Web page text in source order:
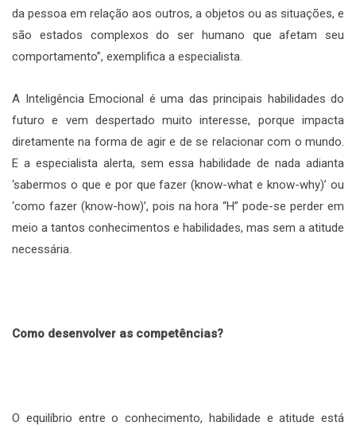
da pessoa em relação aos outros, a objetos ou as situações, e
são estados complexos do ser humano que afetam seu
comportamento”, exemplifica a especialista.
A Inteligência Emocional é uma das principais habilidades do
futuro e vem despertado muito interesse, porque impacta
diretamente na forma de agir e de se relacionar com o mundo.
E a especialista alerta, sem essa habilidade de nada adianta
‘sabermos o que e por que fazer (know-what e know-why)’ ou
‘como fazer (know-how)’, pois na hora “H” pode-se perder em
meio a tantos conhecimentos e habilidades, mas sem a atitude
necessária.
Como desenvolver as competências?
O equilíbrio entre o conhecimento, habilidade e atitude está